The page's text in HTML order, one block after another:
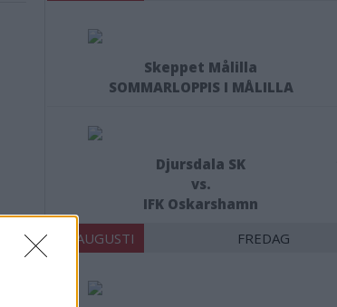
Skeppet Målilla
SOMMARLOPPIS I MÅLILLA
Djursdala SK
vs.
IFK Oskarshamn
14 AUGUSTI FREDAG